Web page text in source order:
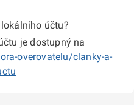
účtu?
je dostupný na
overovatelu/clanky-a-